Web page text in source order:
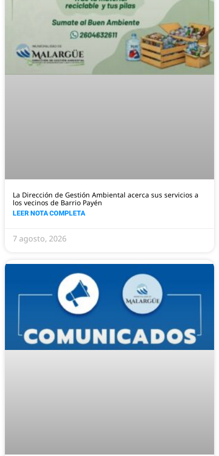
La Dirección de Gestión Ambiental acerca sus servicios a
los vecinos de Barrio Payén
LEER NOTA COMPLETA
7 agosto, 2026